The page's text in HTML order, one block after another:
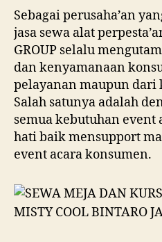
Sebagai perusaha’an
jasa sewa alat
GROUP selalu
dan kenyamanaan
pelayanan maupun dari
Salah satunya adalah
semua kebutuhan event
hati baik mensupport
event acara konsumen.